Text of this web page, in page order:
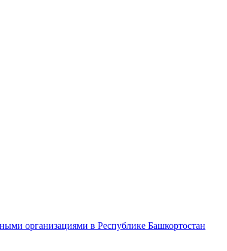
организациями в Республике Башкортостан